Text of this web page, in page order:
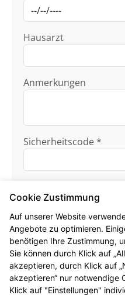
Hausarzt
Anmerkungen
Sicherheitscode *
Ich habe die
Kenntnis genommen.
Formular jetzt
Cookie Zustimmung
Auf unserer Website
Angebote zu optimieren.
benötigen Ihre Zustimmung,
Sie können durch Klick auf
akzeptieren, durch Klick auf
akzeptieren“ nur notwendige
Klick auf "Einstellungen"